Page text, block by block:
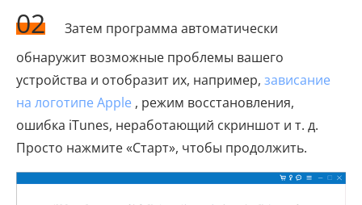
02
Затем программа автоматически
обнаружит возможные проблемы вашего
устройства и отобразит их, например, зависание
на логотипе Apple , режим восстановления,
ошибка iTunes, неработающий скриншот и т. д.
Просто нажмите «Старт», чтобы продолжить.